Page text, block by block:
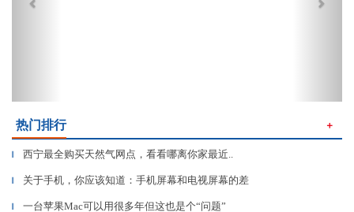
热门排行 ＋
▎ 西宁最全购买天然气网点，看看哪离你家最近..
▎ 关于手机，你应该知道：手机屏幕和电视屏幕的差
▎ 一台苹果Mac可以用很多年但这也是个“问题”